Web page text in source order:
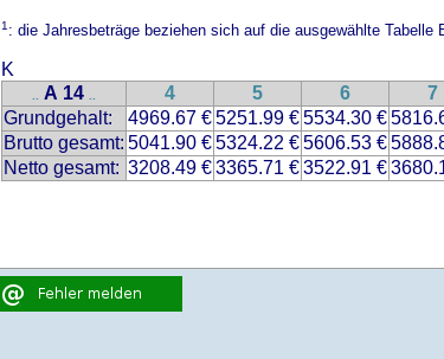
1: die Jahresbeträge beziehen sich auf die ausgewählte Tabelle
K
.. A 14 .. 4 5 6 7
Grundgehalt:
4969.67 €5251.99 €5534.30 €
Brutto gesamt: 5041.90 €5324.22 €5606.53 €
Netto gesamt: 3208.49 €3365.71 €3522.91 €